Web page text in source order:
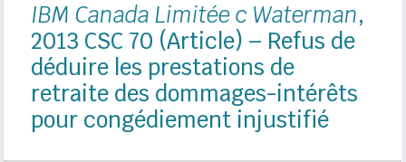
IBM Canada Limitée c Waterman,
2013 CSC 70 (Article) – Refus de
déduire les prestations de
retraite des dommages-intérêts
pour congédiement injustifié